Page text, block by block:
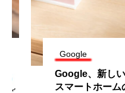
Google
Google、新しいエ
スマートホームの